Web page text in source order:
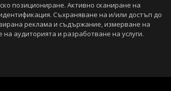
позициониране. Активно сканиране на
Съхраняване на и/или достъп до
реклама и съдържание, измерване на
аудиторията и разработване на услуги.